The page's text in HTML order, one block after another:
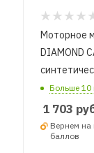
Моторное
DIAMOND
Больше 10
1 703
Вернем на
баллов